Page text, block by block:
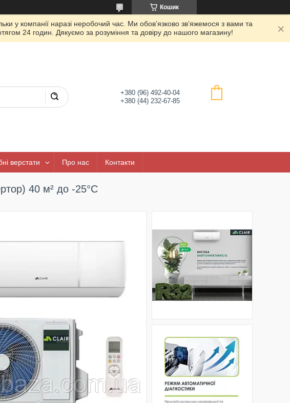
Кошик
у компанії наразі неробочий час. Ми обов’язково зв’яжемося з вами та
24 годин. Дякуємо за розуміння та довіру до нашого магазину!
+380 (96) 492-40-04
+380 (44) 232-67-85
верстати Про нас Контакти
40 м² до -25°C